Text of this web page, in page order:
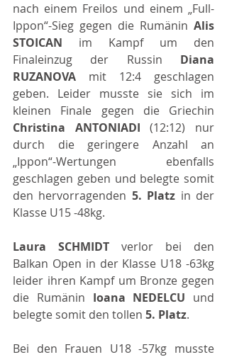
nach einem Freilos und einem „Full-
Ippon“-Sieg gegen die Rumänin Alis
STOICAN im Kampf um den
Finaleinzug der Russin Diana
RUZANOVA mit 12:4 geschlagen
geben. Leider musste sie sich im
Christina ANTONIADI (12:12) nur
durch die geringere Anzahl an
„Ippon“-Wertungen ebenfalls
geschlagen geben und belegte somit
den hervorragenden 5. Platz in der
Klasse U15 -48kg.
Laura SCHMIDT verlor bei den
Balkan Open in der Klasse U18 -63kg
leider ihren Kampf um Bronze gegen
die Rumänin Ioana NEDELCU und
belegte somit den tollen 5. Platz.
Bei den Frauen U18 -57kg musste